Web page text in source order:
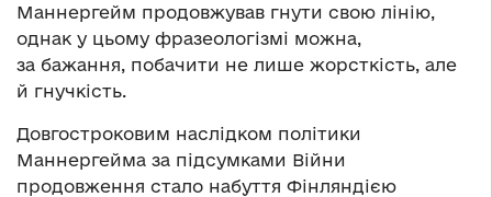
Маннергейм продовжував гнути свою лінію,
однак у цьому фразеологізмі можна,
за бажання, побачити не лише жорсткість, але
й гнучкість.
Довгостроковим наслідком політики
Маннергейма за підсумками Війни
продовження стало набуття Фінляндією